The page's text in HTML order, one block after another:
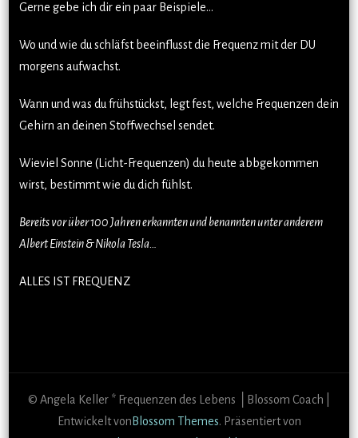
Gerne gebe ich dir ein paar Beispiele…
Wo und wie du schläfst beeinflusst die Frequenz mit der DU
morgens aufwachst.
Wann und was du frühstückst, legt fest, welche Frequenzen dein
Gehirn an deinen Stoffwechsel sendet.
Wieviel Sonne (Licht-Frequenzen) du heute abbgekommen
wirst, bestimmt wie du dich fühlst.
Bereits vor über 100 Jahren erkannten und benannten unter anderem
Albert Einstein & Nikola Tesla…
ALLES IST FREQUENZ
© Angela Keller * Frequenzen des Lebens │
Blossom Coach |
Entwickelt von Blossom Themes. Präsentiert von